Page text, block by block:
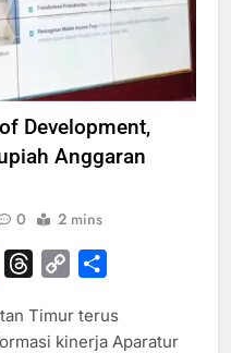
Development,
Anggaran
0 2 mins
LinkedInThreads
Copy
Timur terus
kinerja Aparatur